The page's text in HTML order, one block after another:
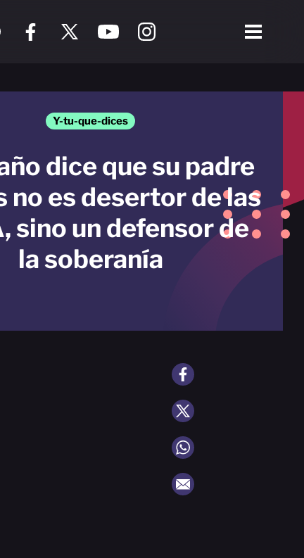
Y-tu-que-dices
dice que su padre
no es desertor de las
sino un defensor de
la soberanía